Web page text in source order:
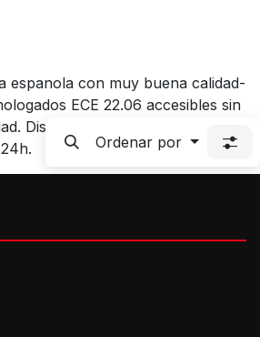
espanola con muy buena calidad-
ECE 22.06 accesibles sin
Disponible en Outlet Motostore
Ordenar por